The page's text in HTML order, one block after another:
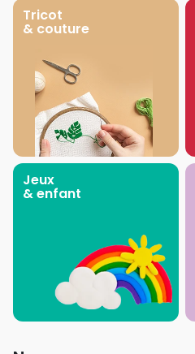
Tricot
& couture
Jeux
& enfant